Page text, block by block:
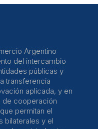
Argentino
del intercambio
públicas y
transferencia
aplicada, y en
de cooperación
permitan el
bilaterales y el